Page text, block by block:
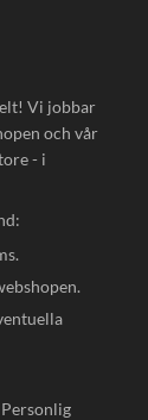
Vi jobbar
och vår
- i